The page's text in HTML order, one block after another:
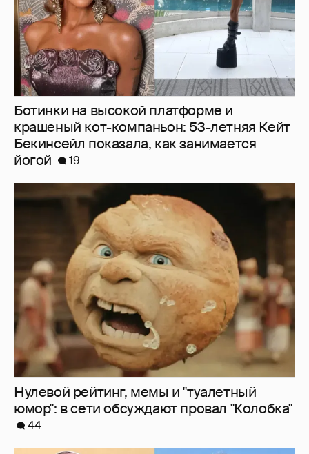
Ботинки на высокой платформе и
крашеный кот-компаньон: 53-летняя Кейт
Бекинсейл показала, как занимается
йогой
19
Нулевой рейтинг, мемы и "туалетный
юмор": в сети обсуждают провал "Колобка"
44